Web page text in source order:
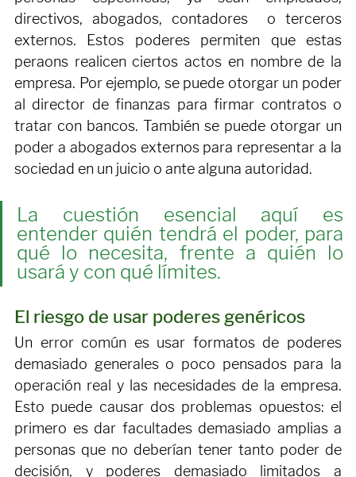
Además, la sociedad puede otorgar poderes a
personas específicas, ya sean empleados,
directivos, abogados, contadores  o terceros
externos. Estos poderes permiten que estas
peraons realicen ciertos actos en nombre de la
empresa. Por ejemplo, se puede otorgar un poder
al director de finanzas para firmar contratos o
tratar con bancos. También se puede otorgar un
sociedad en un juicio o ante alguna autoridad.
La cuestión esencial aquí es
entender quién tendrá el poder, para
usará y con qué límites.
El riesgo de usar poderes genéricos
Un error común es usar formatos de poderes
demasiado generales o poco pensados para la
operación real y las necesidades de la empresa.
Esto puede causar dos problemas opuestos: el
primero es dar facultades demasiado amplias a